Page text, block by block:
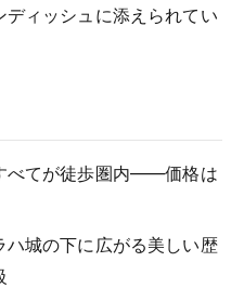
ィッシュに添えられてい
べてが徒歩圏内——価格は
ハ城の下に広がる美しい歴